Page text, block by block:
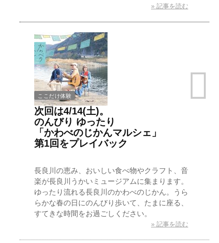
» 記事を読む
ここだけ体験
次回は4/14(土)。
のんびり ゆったり
「かわべのじかんマルシェ」
第1回をプレイバック
長良川の恵み、おいしい食べ物やクラフト、音
楽が長良川うかいミュージアムに集まります。
ゆったり流れる長良川のかわべのじかん。うら
らかな春の日にのんびり歩いて、たまに座る、
すてきな時間をお過ごしください。
» 記事を読む